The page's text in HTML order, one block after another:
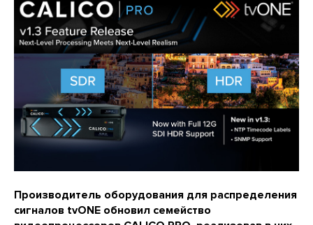
Производитель оборудования для распределения
сигналов tvONE обновил семейство